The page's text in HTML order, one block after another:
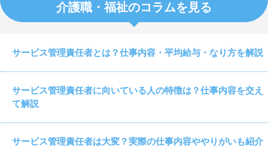
介護職・福祉のコラムを見る
サービス管理責任者とは？仕事内容・平均給与・なり方を解説
サービス管理責任者に向いている人の特徴は？仕事内容を交え
て解説
サービス管理責任者は大変？実際の仕事内容ややりがいも紹介